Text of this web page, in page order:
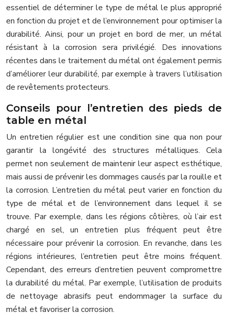
essentiel de déterminer le type de métal le plus approprié
en fonction du projet et de l’environnement pour optimiser la
durabilité. Ainsi, pour un projet en bord de mer, un métal
résistant à la corrosion sera privilégié. Des innovations
récentes dans le traitement du métal ont également permis
d’améliorer leur durabilité, par exemple à travers l’utilisation
de revêtements protecteurs.
Conseils pour l’entretien des pieds de
table en métal
Un entretien régulier est une condition sine qua non pour
garantir la longévité des structures métalliques. Cela
permet non seulement de maintenir leur aspect esthétique,
mais aussi de prévenir les dommages causés par la rouille et
la corrosion. L’entretien du métal peut varier en fonction du
type de métal et de l’environnement dans lequel il se
trouve. Par exemple, dans les régions côtières, où l’air est
chargé en sel, un entretien plus fréquent peut être
nécessaire pour prévenir la corrosion. En revanche, dans les
régions intérieures, l’entretien peut être moins fréquent.
Cependant, des erreurs d’entretien peuvent compromettre
la durabilité du métal. Par exemple, l’utilisation de produits
de nettoyage abrasifs peut endommager la surface du
métal et favoriser la corrosion.